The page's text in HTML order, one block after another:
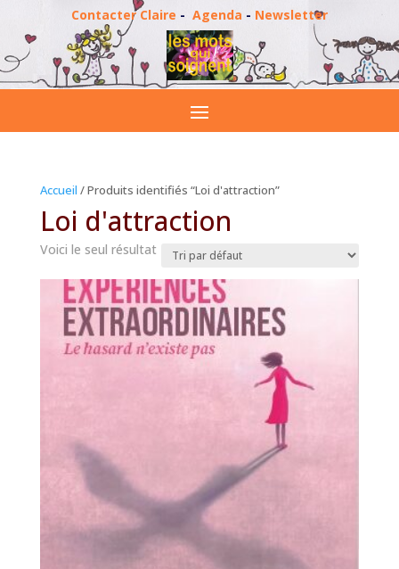
Contacter Claire - Agenda - Newsletter
Accueil / Produits identifiés “Loi d'attraction”
Loi d'attraction
Voici le seul résultat